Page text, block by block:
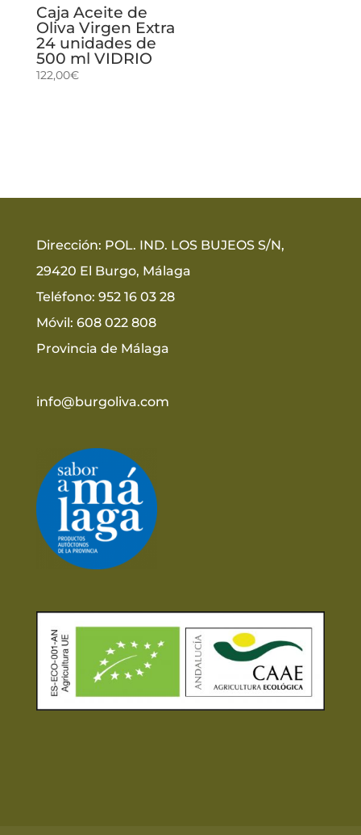
Caja Aceite de
Oliva Virgen Extra
24 unidades de
500 ml VIDRIO
122,00€
Dirección: POL. IND. LOS BUJEOS S/N,
29420 El Burgo, Málaga
Teléfono: 952 16 03 28
Móvil: 608 022 808
Provincia de Málaga
info@burgoliva.com